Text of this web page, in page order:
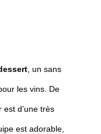
, un sans
les vins. De
d’une très
est adorable,